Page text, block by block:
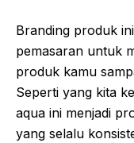
Branding produk
pemasaran untuk
produk kamu
Seperti yang kita
aqua ini menjadi
yang selalu